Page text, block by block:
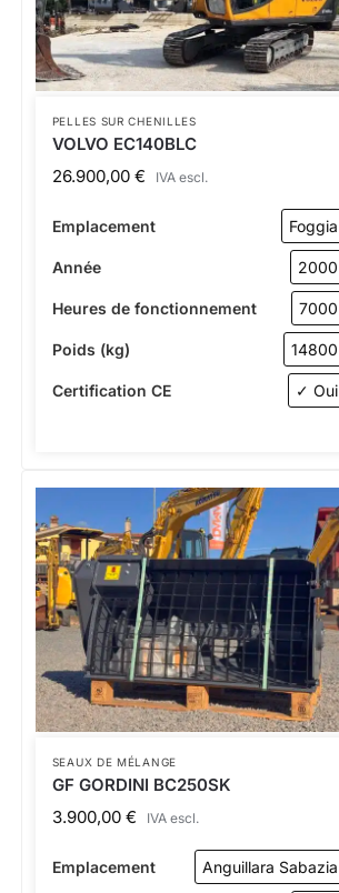
PELLES SUR CHENILLES
VOLVO EC140BLC
26.900,00 € IVA escl.
Emplacement Foggia
Année 2000
Heures de fonctionnement 7000
Poids (kg) 14800
Certification CE ✓ Oui
SEAUX DE MÉLANGE
GF GORDINI BC250SK
3.900,00 € IVA escl.
Emplacement Anguillara Sabazia